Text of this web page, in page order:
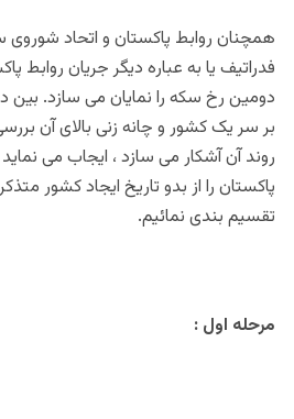
همچنان روابط پاکستان و اتحاد شوروی
فدراتیف یا به عباره دیگر جریان روابط
دومین رخ سکه را نمایان می سازد.
بر سر یک کشور و چانه زنی بالای آن
روند آن آشکار می سازد ، ایجاب می نماید
تقسیم بندی نمائیم.
مرحله اول :